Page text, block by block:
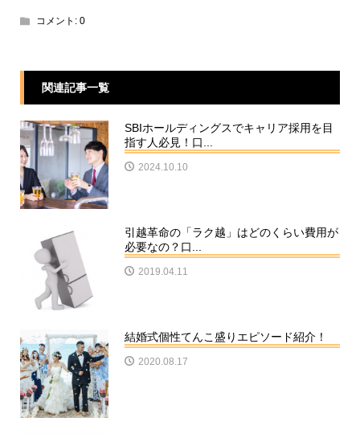
コメント: 0
関連記事一覧
SBIホールディングスでキャリア採用を目
指す人必見！口...
2024.10.10
引越革命の「ラク越」はどのくらい費用が
必要なの？口...
2019.04.11
結婚式個性てんこ盛りエピソード紹介！
2020.08.17